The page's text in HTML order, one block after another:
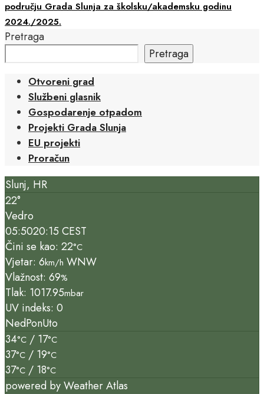
području Grada Slunja za školsku/akademsku godinu
2024./2025.
Pretraga
Pretraga
Otvoreni grad
Službeni glasnik
Gospodarenje otpadom
Projekti Grada Slunja
EU projekti
Proračun
Slunj, HR
22°
Vedro
05:5020:15 CEST
Čini se kao: 22°C
Vjetar: 6km/h WNW
Vlažnost: 69%
Tlak: 1017.95mbar
UV indeks: 0
NedPonUto
34°C / 17°C
37°C / 19°C
37°C / 18°C
powered byWeather Atlas